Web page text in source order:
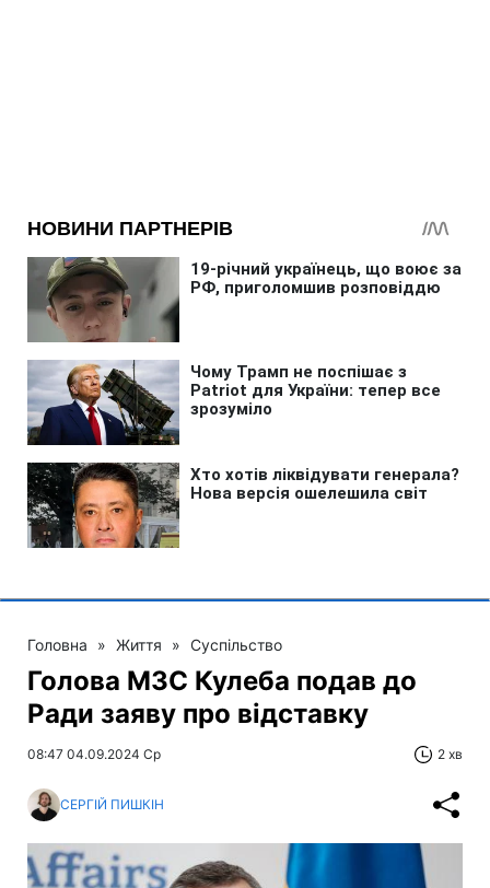
Головна » Життя » Суспільство
Голова МЗС Кулеба подав до
Ради заяву про відставку
08:47 04.09.2024 Ср 2 хв
СЕРГІЙ ПИШКІН